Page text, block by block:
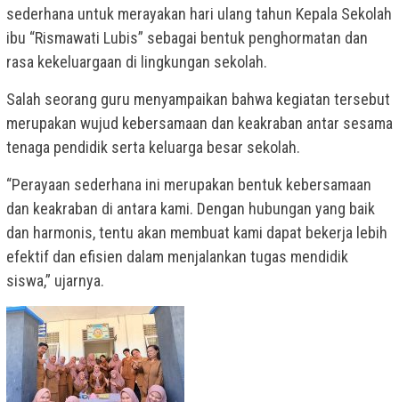
sederhana untuk merayakan hari ulang tahun Kepala Sekolah
ibu “Rismawati Lubis” sebagai bentuk penghormatan dan
rasa kekeluargaan di lingkungan sekolah.
Salah seorang guru menyampaikan bahwa kegiatan tersebut
merupakan wujud kebersamaan dan keakraban antar sesama
tenaga pendidik serta keluarga besar sekolah.
“Perayaan sederhana ini merupakan bentuk kebersamaan
dan keakraban di antara kami. Dengan hubungan yang baik
dan harmonis, tentu akan membuat kami dapat bekerja lebih
efektif dan efisien dalam menjalankan tugas mendidik
siswa,” ujarnya.